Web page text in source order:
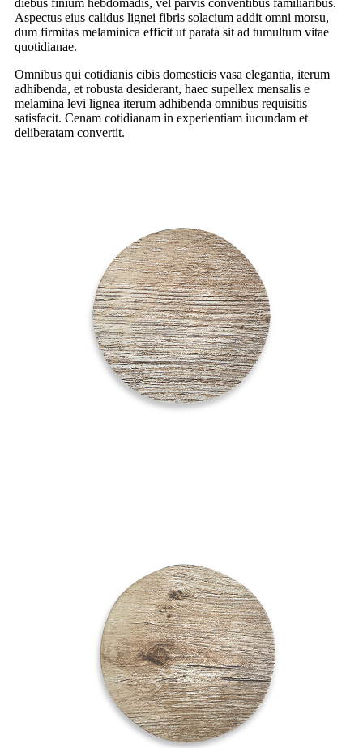
diebus finium hebdomadis, vel parvis conventibus familiaribus.
Aspectus eius calidus lignei fibris solacium addit omni morsu,
dum firmitas melaminica efficit ut parata sit ad tumultum vitae
quotidianae.
Omnibus qui cotidianis cibis domesticis vasa elegantia, iterum
adhibenda, et robusta desiderant, haec supellex mensalis e
melamina levi lignea iterum adhibenda omnibus requisitis
satisfacit. Cenam cotidianam in experientiam iucundam et
deliberatam convertit.